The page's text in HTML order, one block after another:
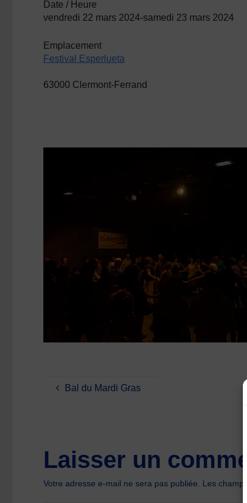
Date / Heure
vendredi 22 mars 2024-samedi 23 mars 2024
Emplacement
Festival Esperlueta
63000 Clermont-Ferrand
Bal du Mardi Gras
Laisser un
Votre adresse e-mail ne sera pas publiée. Les